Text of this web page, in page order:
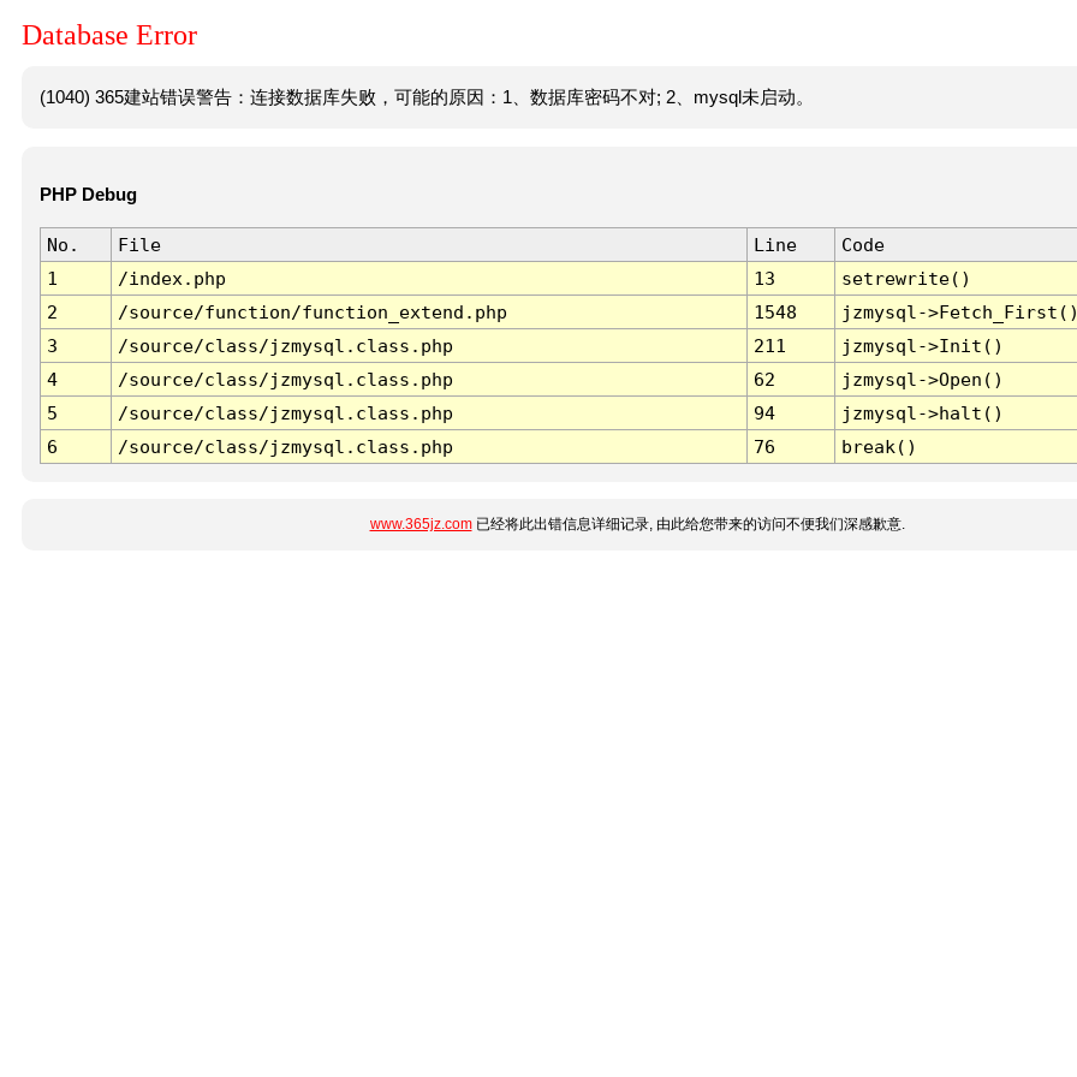
Database Error
(1040) 365建站错误警告：连接数据库失败，可能的原因：1、数据库密码不对; 2、mysql未启动。
PHP Debug
No. File Line
Code
1
/index.php 13
setrewrite()
2
/source/function/function_extend.php 1548
jzmysql-
3
/source/class/jzmysql.class.php 211
jzmysql->Init()
4
/source/class/jzmysql.class.php 62
jzmysql->Open()
5
/source/class/jzmysql.class.php 94
jzmysql->halt()
6
/source/class/jzmysql.class.php 76 break()
www.365jz.com已经将此出错信息详细记录, 由此给您带来的访问不便我们深感歉意.